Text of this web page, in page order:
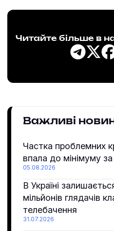
Читайте більше в
Важливі
Частка проблемних
впала до мінімуму за
05.08.2026
В Україні
мільйонів глядачів
телебачення
31.07.2026